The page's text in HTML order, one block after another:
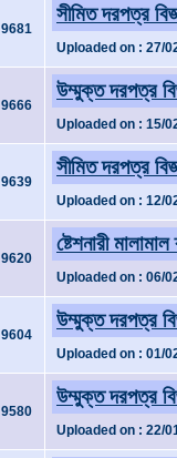
9681
সীমিত দরপত্র
Uploaded on : 27/
9666
উম্মুক্ত দরপত্র
Uploaded on : 15/
9639
সীমিত দরপত্র
Uploaded on : 12/
9620
ষ্টেশনারী
Uploaded on : 06/
9604
উম্মুক্ত দরপত্র
Uploaded on : 01/
9580
উম্মুক্ত দরপত্র
Uploaded on : 22/